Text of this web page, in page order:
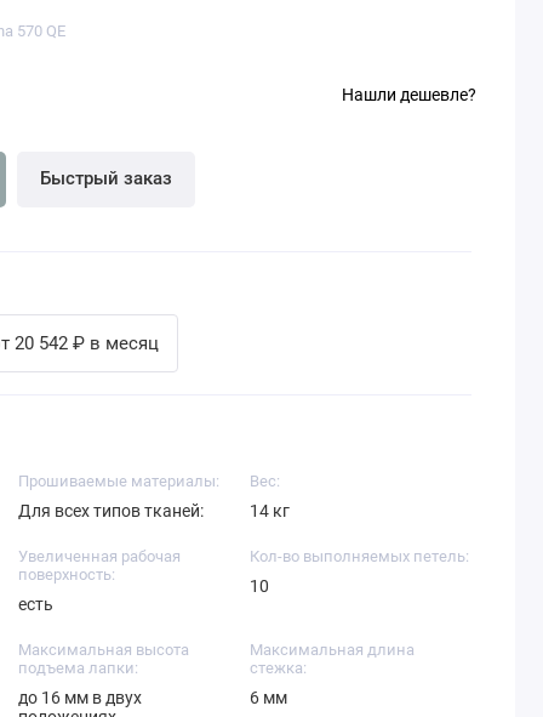
570 QE
Быстрый заказ
Нашли дешевле?
20 542 ₽ в месяц
Прошиваемые материалы:
Для всех типов тканей:
Вес:
14 кг
Увеличенная рабочая
поверхность:
есть
Кол-во выполняемых петель:
10
Максимальная высота
подъема лапки:
до 16 мм в двух
Максимальная длина
стежка:
6 мм